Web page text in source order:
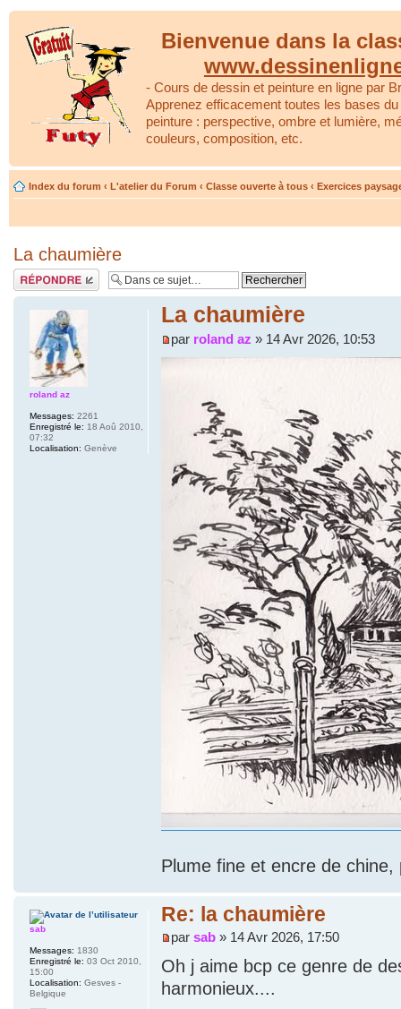
Bienvenue dans la
- Cours de dessin et peinture en ligne par
Apprenez efficacement toutes les bases
peinture : perspective, ombre et lumière,
couleurs, composition, etc.
Index du forum ‹ L'atelier du Forum ‹ Classe ouverte à tous ‹ Exercices
La chaumière
Répondre
La chaumière
par roland az » 14 Avr 2026, 10:53
Plume fine et encre de chine,
roland az
Messages: 2261
Enregistré le: 18 Aoû 2010,
07:32
Localisation: Genève
Re: la chaumière
parsab » 14 Avr 2026, 17:50
Oh j aime bcp ce genre de
harmonieux....
sab
Messages: 1830
Enregistré le: 03 Oct 2010,
15:00
Localisation: Gesves -
Belgique